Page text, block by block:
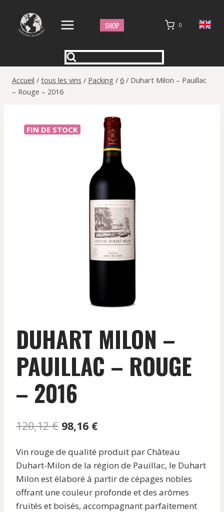
contenu
SHOP 0
Accueil / tous les vins / Packing / 6 / Duhart Milon – Pauillac
– Rouge – 2016
FIN DE STOCK
DUHART MILON –
PAUILLAC – ROUGE
– 2016
120,12€ Le
initial
était :
120,12 €.
98,16 €Le
actuel
est :
98,16 €.
Vin rouge de qualité produit par Château
Duhart-Milon de la région de Pauillac, le Duhart
Milon est élaboré à partir de cépages nobles
offrant une couleur profonde et des arômes
fruités et boisés, accompagnant parfaitement